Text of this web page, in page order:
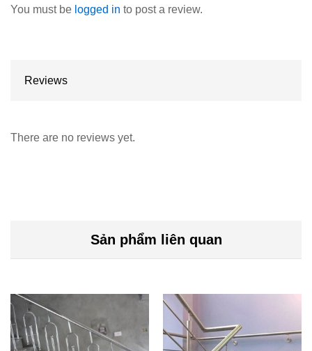
You must be logged in to post a review.
Reviews
There are no reviews yet.
Sản phẩm liên quan